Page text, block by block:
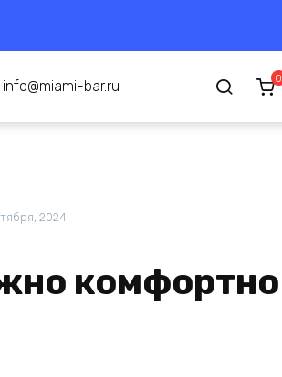
info@miami-bar.ru 0
2024
комфортно